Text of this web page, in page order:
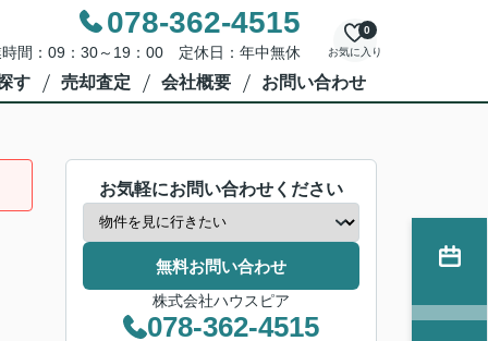
078-362-4515
間：09：30～19：00 定休日：年中無休 お気に入り
0
す 売却査定 会社概要 お問い合わせ
お気軽にお問い合わせください
無料お問い合わせ
株式会社ハウスピア
078-362-4515